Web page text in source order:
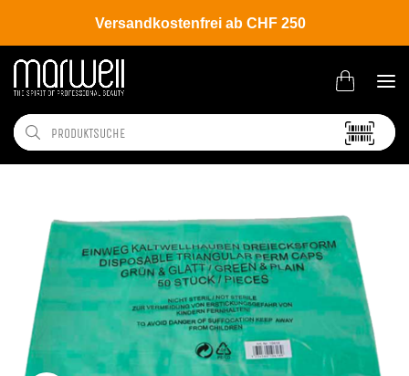
Versandkostenfrei ab CHF 250
Shop Salon Farb- | Dauerwellenzubehör